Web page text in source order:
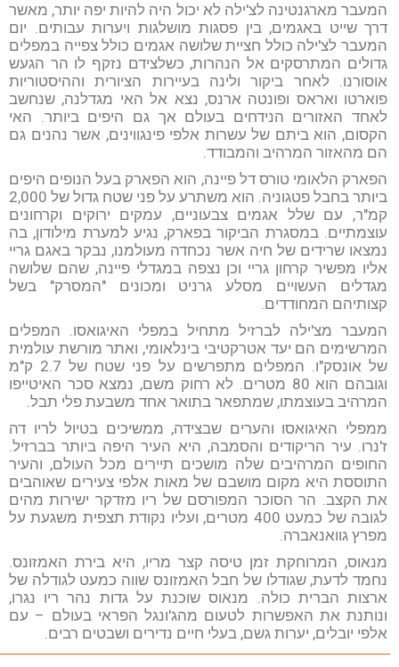
המעבר מארגנטינה לצ'ילה לא יכול היה להיות יפה יותר, מאשר
דרך שייט באגמים, בין פסגות מושלגות ויערות עבותים. יום
המעבר לצ'ילה כולל חציית שלושה אגמים כולל צפייה במפלים
גדולים המתרסקים אל הנהרות, כשלצידם נזקף לו הר הגעש
אוסורנו. לאחר ביקור ולינה בעיירות הציורית וההיסטוריות
פוארטו ואראס ופונטה ארנס, נצא אל האי מגדלנה, שנחשב
לאחד האזורים הנידחים בעולם אך גם היפים ביותר. האי
הקסום, הוא ביתם של עשרות אלפי פינגווינים, אשר נהנים גם
הם מהאזור המרהיב והמבודד.
הפארק הלאומי טורס דל פיינה, הוא הפארק בעל הנופים היפים
ביותר בחבל פטגוניה. הוא משתרע על פני שטח גדול של 2,000
קמ"ר, עם שלל אגמים צבעוניים, עמקים ירוקים וקרחונים
עוצמתיים. במסגרת הביקור בפארק, נגיע למערת מילודון, בה
נמצאו שרידים של חיה אשר נכחדה מעולמנו, נבקר באגם גריי
אליו מפשיר קרחון גריי וכן נצפה במגדלי פיינה, שהם שלושה
מגדלים העשויים מסלע גרניט ומכונים "המסרק" בשל
קצותיהם המחודדים.
המעבר מצ'ילה לברזיל מתחיל במפלי האיגואסו. המפלים
המרשימים הם יעד אטרקטיבי בינלאומי, ואתר מורשת עולמית
של אונסק"ו. המפלים מתפרשים על פני שטח של 2.7 ק"מ
וגובהם הוא 80 מטרים. לא רחוק משם, נמצא סכר האיטייפו
המרהיב בעוצמתו, שמתפאר בתואר אחד משבעת פלי תבל.
ממפלי האיגואסו והערים שבצידה, ממשיכים בטיול לריו דה
ז'נרו. עיר הריקודים והסמבה, היא העיר היפה ביותר בברזיל.
החופים המרהיבים שלה מושכים תיירים מכל העולם, והעיר
התוססת היא מקום מושבם של מאות אלפי צעירים שאוהבים
את הקצב. הר הסוכר המפורסם של ריו מזדקר ישירות מהים
לגובה של כמעט 400 מטרים, ועליו נקודת תצפית משגעת על
מפרץ גוואנאברה.
מנאוס, המרוחקת זמן טיסה קצר מריו, היא בירת האמזונס.
נחמד לדעת, שגודלו של חבל האמזונס שווה כמעט לגודלה של
ארצות הברית כולה. מנאוס שוכנת על גדות נהר ריו נגרו,
ונותנת את האפשרות לטעום מהג'ונגל הפראי בעולם – עם
אלפי יובלים, יערות גשם, בעלי חיים נדירים ושבטים רבים.